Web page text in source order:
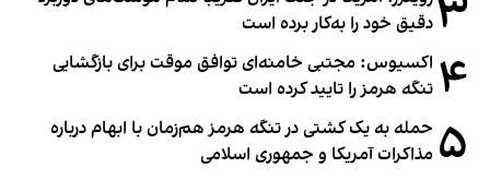
۳دقیق خود را به‌کار برده است
۴ اکسیوس: مجتبی خامنه‌ای توافق موقت برای بازگشایی
تنگه هرمز را تایید کرده است
۵ حمله به یک کشتی در تنگه هرمز هم‌زمان با ابهام درباره
مذاکرات آمریکا و جمهوری اسلامی